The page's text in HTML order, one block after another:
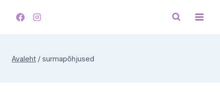
Avaleht / surmapõhjused